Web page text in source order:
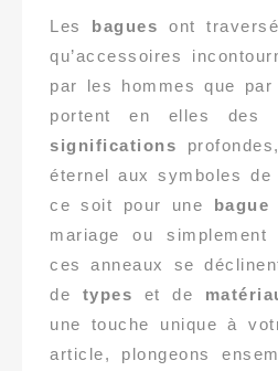
Les bagues ont
qu’accessoires
par les hommes que
portent en elles des
significations
éternel aux symboles de
ce soit pour une
mariage ou simplement
ces anneaux se
de types et de
une touche unique à
article, plongeons